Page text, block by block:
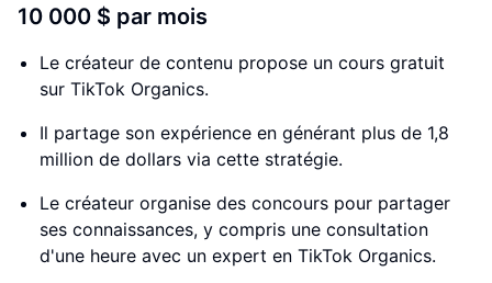
10 000 $ par mois
Le créateur de contenu propose un cours gratuit
sur TikTok Organics.
Il partage son expérience en générant plus de 1,8
million de dollars via cette stratégie.
Le créateur organise des concours pour partager
ses connaissances, y compris une consultation
d'une heure avec un expert en TikTok Organics.